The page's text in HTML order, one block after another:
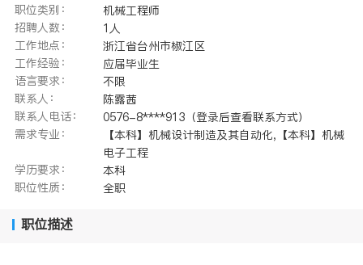
职位类别：
机械工程师
招聘人数：
1人
工作地点：
浙江省台州市椒江区
工作经验：
应届毕业生
语言要求：
不限
联系人：
陈露茜
联系人电话：
0576-8****913（登录后查看联系方式）
需求专业：
【本科】机械设计制造及其自动化,【本科】机械
电子工程
学历要求：
本科
职位性质：
全职
职位描述